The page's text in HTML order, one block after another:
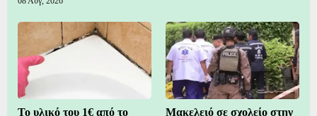
Το υλικό του 1€ από το
Μακελειό σε σχολείο στην